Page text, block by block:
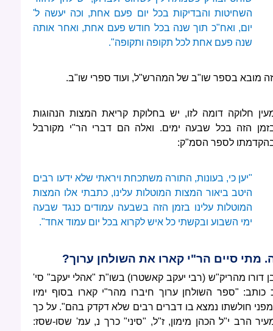
השחיטות והבדיקות בכל יום פעם אחת, וכה יעשה ל'
יום, ואח"כ תוך שנה בכל חודש פעם אחת, ואחר אותה
שנה פעם אחת לכל תקופה ותקופה".
מובא בספר שו"ב של המהרש"ל, ועוד ספרי שו"ב.
חלוקה דומה לזו, יש בחלוקת קריאת המצות הנהוגות
הזה בכל שבעה ימים. ואלה הם דברי הר"י מקורבל
לספר הסמ"ק:
"יען כי, בעונות, התורה משתכחת ויראתי שלא ידעו רבים
היטב ביאור המצות המוטלות עלינו, כתבתי אלו המצות
המוטלות עלינו בזמן הזה בשבעה עמודים כנגד שבעה
ימי השבוע ובקשתי כל איש לקרוא בכל יום עמוד אחד".
מתי סיים הר"י קארו את השולחן ערוך?
דורו מהריק"ש (רבי יעקב קאשטרו) בשו"ת "אהלי יעקב" סי'
כותב: "ספר השולחן ערוך חיברו מהר"י קארו בסוף ימיו
חולשתו נמצא בו דברים רבים שלא דקדק בהם". על כך
הרב י"ל הכהן מימון, ז"ל, "סיני" כרך נ, עמ' שסו-שסז: